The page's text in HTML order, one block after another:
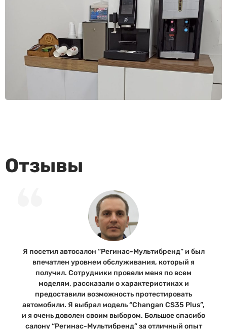
Отзывы
Я посетил автосалон “Регинас-Мультибренд” и был
впечатлен уровнем обслуживания, который я
получил. Сотрудники провели меня по всем
моделям, рассказали о характеристиках и
предоставили возможность протестировать
автомобили. Я выбрал модель “Changan CS35 Plus”,
и я очень доволен своим выбором. Большое спасибо
салону “Регинас-Мультибренд” за отличный опыт